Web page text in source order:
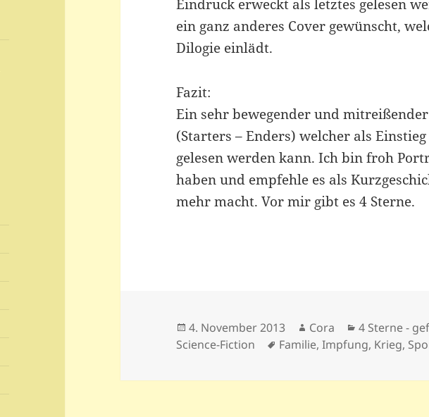
Eindruck erweckt als letztes gelesen
ein ganz anderes Cover gewünscht,
Dilogie einlädt.
Fazit:
Ein sehr bewegender und
(Starters – Enders) welcher als
gelesen werden kann. Ich bin froh
haben und empfehle es als
mehr macht. Vor mir gibt es 4 Sterne.
Veröffentlicht
am
4. November 2013 Autor
Cora Kategorien
4 Sterne -
Science-Fiction
Schlagwörter
Familie,Impfung, Krieg,